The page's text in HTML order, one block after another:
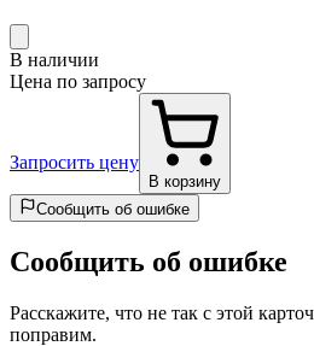
В наличии
Цена по запросу
Запросить цену
В корзину
Сообщить об ошибке
Сообщить об ошибке
Расскажите, что не так с этой
поправим.